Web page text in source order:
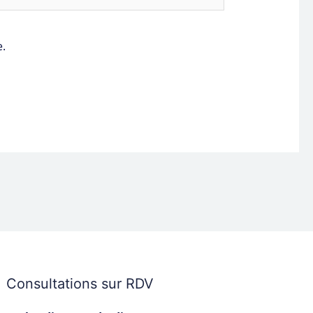
Consultations sur RDV